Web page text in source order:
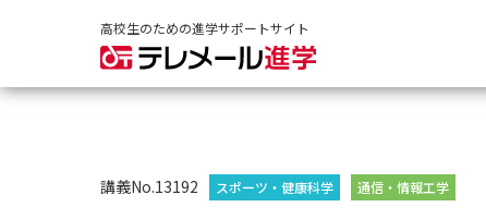
高校生のための進学サポートサイト
講義No.13192 スポーツ・健康科学 通信・情報工学